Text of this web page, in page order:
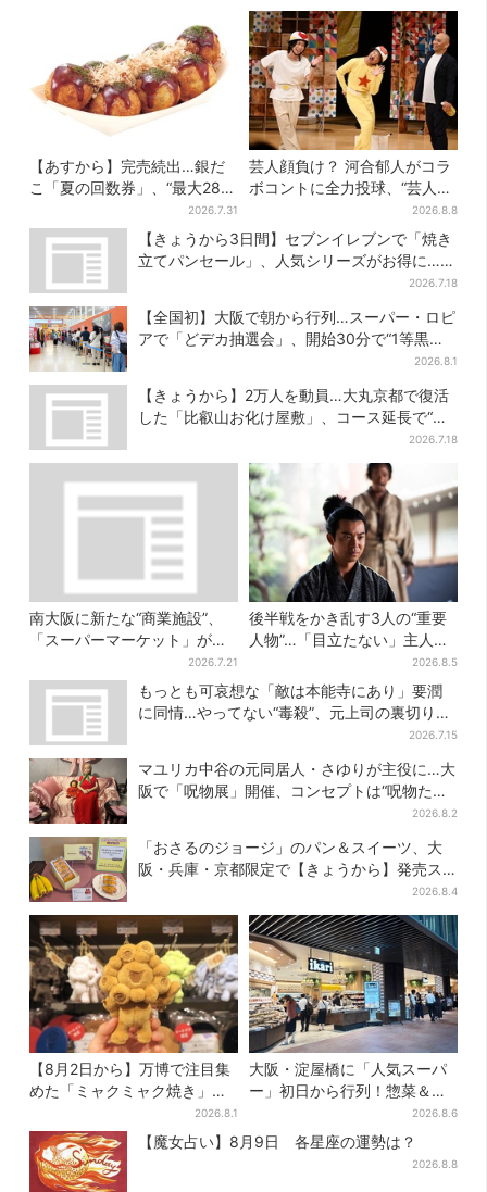
【あすから】完売続出…銀だ
こ「夏の回数券」、“最大2811
2026.7.31
芸人顔負け？ 河合郁人がコラ
ボコントに全力投球、“芸人も
恥ずかしくてやらない”ギャグ
にも挑戦
2026.8.8
【きょうから3日間】セブンイレブンで「焼き
立てパンセール」、人気シリーズがお得に…チ
2026.7.18
【全国初】大阪で朝から行列…スーパー・ロピ
アで「どデカ抽選会」、開始30分で“1等黒毛
2026.8.1
【きょうから】2万人を動員…大丸京都で復活
した「比叡山お化け屋敷」、コース延長で“怖
2026.7.18
南大阪に新たな“商業施設”、
「スーパーマーケット」が先
行オープン！駅直結＆21時ま
で営業
2026.7.21
後半戦をかき乱す3人の“重要
人物”…「目立たない」主人
公・仲野太賀も、モブキャラ
→覚醒へ【豊臣兄弟】
2026.8.5
もっとも可哀想な「敵は本能寺にあり」要潤
に同情…やってない“毒殺”、元上司の裏切り
2026.7.15
マユリカ中谷の元同居人・さゆりが主役に…大
阪で「呪物展」開催、コンセプトは“呪物たち
2026.8.2
「おさるのジョージ」のパン＆スイーツ、大
阪・兵庫・京都限定で【きょうから】発売ス
2026.8.4
【8月2日から】万博で注目集
めた「ミャクミャク焼き」初
グッズ化！大阪・梅田だけの
新商品が登場
2026.8.1
大阪・淀屋橋に「人気スーパ
ー」初日から行列！惣菜＆弁
当コーナーは大幅に拡大…人
気商品は？
2026.8.6
【魔女占い】8月9日 各星座の運勢は？
2026.8.8